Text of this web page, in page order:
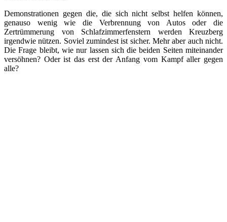
Demonstrationen gegen die, die sich nicht selbst helfen können,
genauso wenig wie die Verbrennung von Autos oder die
Zertrümmerung von Schlafzimmerfenstern werden Kreuzberg
irgendwie nützen. Soviel zumindest ist sicher. Mehr aber auch nicht.
Die Frage bleibt, wie nur lassen sich die beiden Seiten miteinander
versöhnen? Oder ist das erst der Anfang vom Kampf aller gegen
alle?